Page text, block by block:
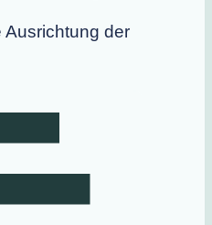
Ausrichtung der